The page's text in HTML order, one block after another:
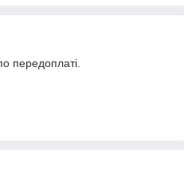
передоплаті.